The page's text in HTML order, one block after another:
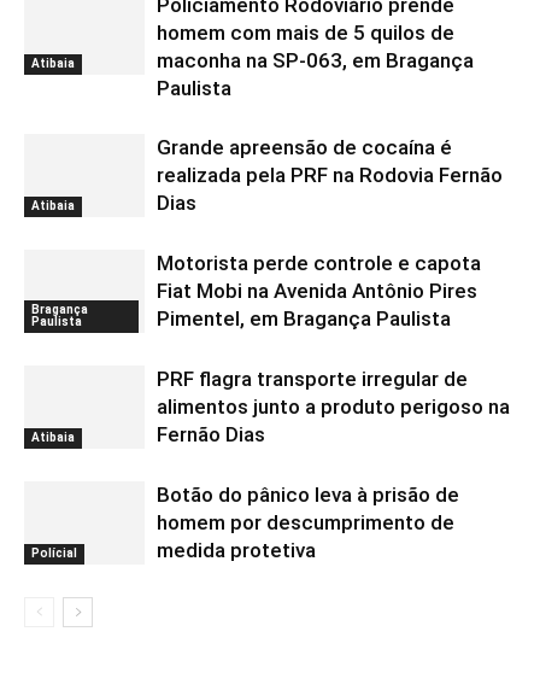
Atibaia
Policiamento Rodoviário prende
homem com mais de 5 quilos de
maconha na SP-063, em Bragança
Paulista
Atibaia
Grande apreensão de cocaína é
realizada pela PRF na Rodovia Fernão
Dias
Bragança
Paulista
Motorista perde controle e capota
Fiat Mobi na Avenida Antônio Pires
Pimentel, em Bragança Paulista
Atibaia
PRF flagra transporte irregular de
alimentos junto a produto perigoso na
Fernão Dias
Polícial
Botão do pânico leva à prisão de
homem por descumprimento de
medida protetiva